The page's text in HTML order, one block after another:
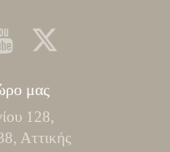
μας
128,
Αττικής